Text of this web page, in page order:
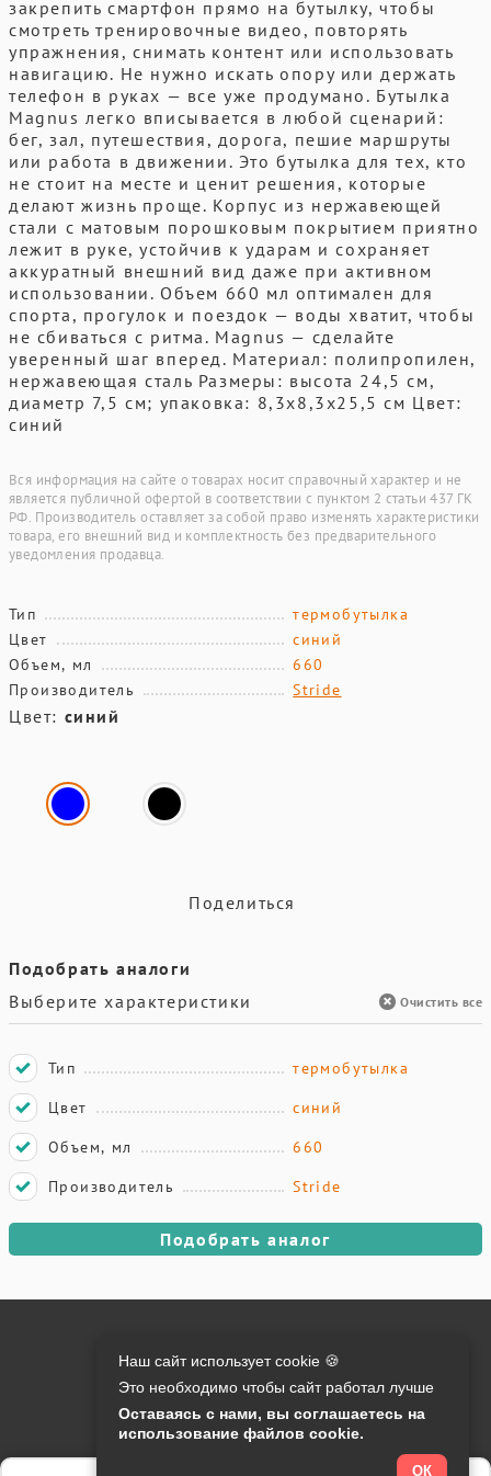
закрепить смартфон прямо на бутылку, чтобы
смотреть тренировочные видео, повторять
упражнения, снимать контент или использовать
навигацию. Не нужно искать опору или держать
телефон в руках — все уже продумано. Бутылка
Magnus легко вписывается в любой сценарий:
бег, зал, путешествия, дорога, пешие маршруты
или работа в движении. Это бутылка для тех, кто
не стоит на месте и ценит решения, которые
делают жизнь проще. Корпус из нержавеющей
стали с матовым порошковым покрытием приятно
лежит в руке, устойчив к ударам и сохраняет
аккуратный внешний вид даже при активном
использовании. Объем 660 мл оптимален для
спорта, прогулок и поездок — воды хватит, чтобы
не сбиваться с ритма. Magnus — сделайте
уверенный шаг вперед. Материал: полипропилен,
нержавеющая сталь Размеры: высота 24,5 см,
диаметр 7,5 см; упаковка: 8,3x8,3x25,5 см Цвет:
синий
Вся информация на сайте о товарах носит справочный характер и не
является публичной офертой в соответствии с пунктом 2 статьи 437 ГК
РФ. Производитель оставляет за собой право изменять характеристики
товара, его внешний вид и комплектность без предварительного
уведомления продавца.
Тип
термобутылка
Цвет
синий
Объем, мл
660
Производитель
Stride
Цвет: синий
Поделиться
Подобрать аналоги
Выберите характеристики
Очистить все
Тип
термобутылка
Цвет
синий
Объем, мл
660
Производитель
Stride
Подобрать аналог
Контакты:
info@o-manager.ru
Онлайн оплата на сайте:
Наш сайт использует cookie 🍪
Это необходимо чтобы сайт работал лучше
Оставаясь с нами, вы соглашаетесь на
использование файлов cookie.
ОК